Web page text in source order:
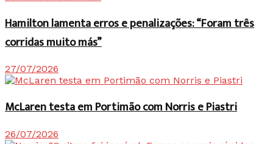
Hamilton lamenta erros e penalizações: “Foram três
corridas muito más”
27/07/2026
McLaren testa em Portimão com Norris e Piastri
26/07/2026